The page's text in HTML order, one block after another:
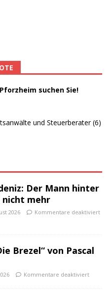
suchen Sie!
und Steuerberater (6)
Der Mann hinter
nicht mehr
2026 Kommentare deaktiviert
Brezel“ von Pascal
Kommentare deaktiviert